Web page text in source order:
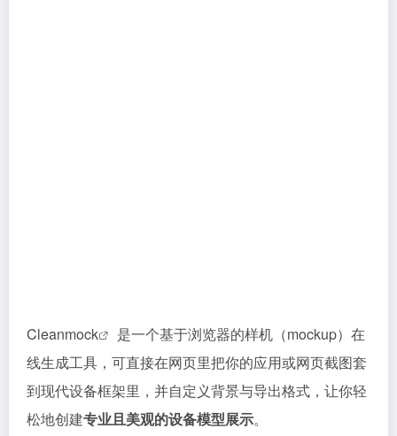
Cleanmock
是一个基于浏览器的样机（mockup）在
线生成工具，可直接在网页里把你的应用或网页截图套
到现代设备框架里，并自定义背景与导出格式，让你轻
松地创建专业且美观的设备模型展示。